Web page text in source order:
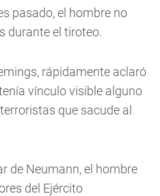
pasado, el hombre no
durante el tiroteo.
rápidamente aclaró
vínculo visible alguno
que sacude al
de Neumann, el hombre
del Ejército